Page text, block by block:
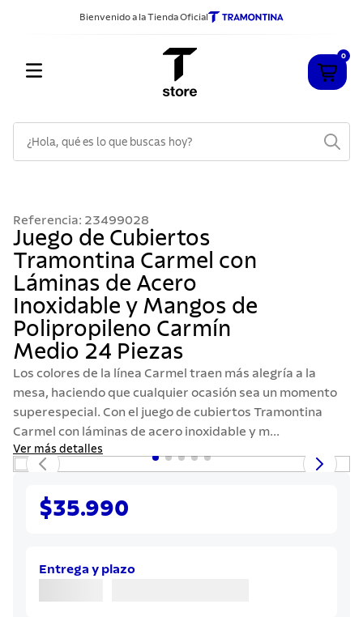
Bienvenido a la Tienda Oficial
0
Referencia: 23499028
Juego de Cubiertos
Tramontina Carmel con
Láminas de Acero
Inoxidable y Mangos de
Polipropileno Carmín
Medio 24 Piezas
Los colores de la línea Carmel traen más alegría a la
mesa, haciendo que cualquier ocasión sea un momento
superespecial. Con el juego de cubiertos Tramontina
Carmel con láminas de acero inoxidable y m...
Ver más detalles
$35.990
Entrega y plazo
2 .
sarten
3.
cubiertos
4.
ollas
5.
acero inoxidable
6 .
grano
7 .
solar
8.
cuchillo
9.
442
10. termo